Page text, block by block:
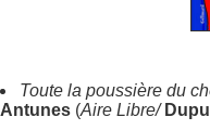
Toute la poussière du
Antunes (Aire Libre/